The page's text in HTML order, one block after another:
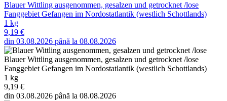
Blauer Wittling ausgenommen, gesalzen und getrocknet /lose
Fanggebiet Gefangen im Nordostatlantik (westlich Schottlands)
1 kg
9,19 €
din 03.08.2026 până la 08.08.2026
Blauer Wittling ausgenommen, gesalzen und getrocknet /lose
Fanggebiet Gefangen im Nordostatlantik (westlich Schottlands)
1 kg
9,19 €
din 03.08.2026 până la 08.08.2026